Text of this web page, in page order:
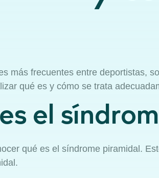
más frecuentes entre deportistas,
qué es y cómo se trata
el
qué es el síndrome piramidal.